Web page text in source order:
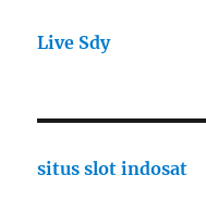
Live Sdy
situs slot indosat